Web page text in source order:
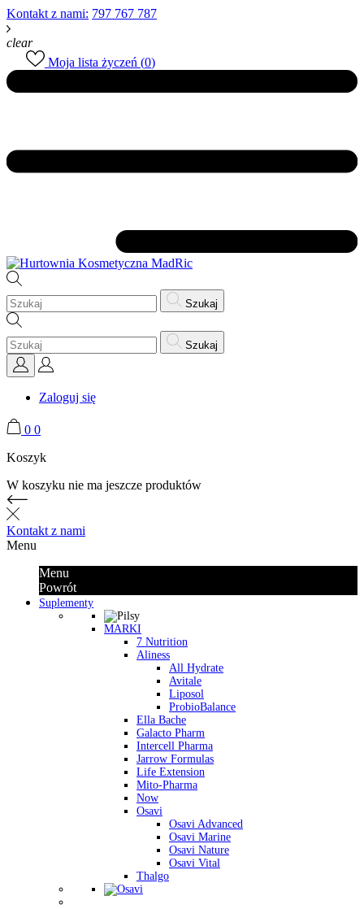
Kontakt z nami: 797 767 787
clear
Moja lista życzeń (0)
Szukaj
Szukaj
Zaloguj się
0 0
Koszyk
W koszyku nie ma jeszcze produktów
Kontakt z nami
Menu
Menu
Powrót
Suplementy
MARKI
7 Nutrition
Aliness
All Hydrate
Avitale
Liposol
ProbioBalance
Ella Bache
Galacto Pharm
Intercell Pharma
Jarrow Formulas
Life Extension
Mito-Pharma
Now
Osavi
Osavi Advanced
Osavi Marine
Osavi Nature
Osavi Vital
Thalgo